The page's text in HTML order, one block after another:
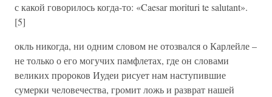
с какой говорилось когда-то: «Caesar morituri te salutant».
[5]
окль никогда, ни одним словом не отозвался о Карлейле –
не только о его могучих памфлетах, где он словами
великих пророков Иудеи рисует нам наступившие
сумерки человечества, громит ложь и разврат нашей